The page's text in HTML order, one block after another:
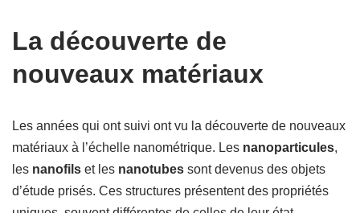
La découverte de
nouveaux matériaux
Les années qui ont suivi ont vu la découverte de nouveaux
matériaux à l’échelle nanométrique. Les nanoparticules,
les nanofils et les nanotubes sont devenus des objets
d’étude prisés. Ces structures présentent des propriétés